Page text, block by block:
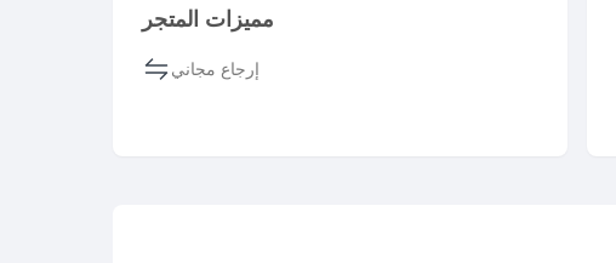
مميزات المتجر
إرجاع مجاني